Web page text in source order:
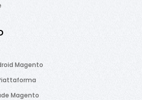
Magento
Magento